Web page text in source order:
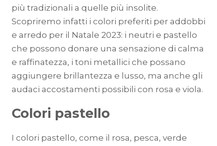
più tradizionali a quelle più insolite.
Scopriremo infatti i colori preferiti per addobbi
e arredo per il Natale 2023: i neutri e pastello
che possono donare una sensazione di calma
e raffinatezza, i toni metallici che possano
aggiungere brillantezza e lusso, ma anche gli
audaci accostamenti possibili con rosa e viola.
Colori pastello
I colori pastello, come il rosa, pesca, verde